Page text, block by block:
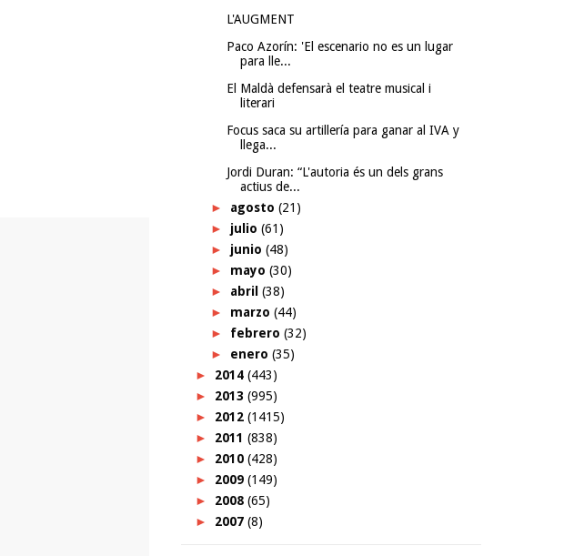
L'AUGMENT
Paco Azorín: 'El escenario no es un lugar
para lle...
El Maldà defensarà el teatre musical i
literari
Focus saca su artillería para ganar al IVA y
llega...
Jordi Duran: “L'autoria és un dels grans
actius de...
► agosto (21)
► julio (61)
► junio (48)
► mayo (30)
► abril (38)
► marzo (44)
► febrero (32)
► enero (35)
► 2014 (443)
► 2013 (995)
► 2012 (1415)
► 2011 (838)
► 2010 (428)
► 2009 (149)
► 2008 (65)
► 2007 (8)